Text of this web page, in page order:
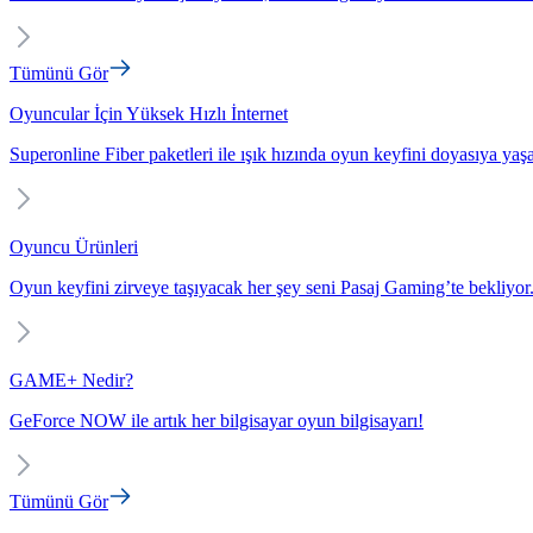
Tümünü Gör
Oyuncular İçin Yüksek Hızlı İnternet
Superonline Fiber paketleri ile ışık hızında oyun keyfini doyasıya
Oyuncu Ürünleri
Oyun keyfini zirveye taşıyacak her şey seni Pasaj Gaming’te bekliyor.
GAME+ Nedir?
GeForce NOW ile artık her bilgisayar oyun bilgisayarı!
Tümünü Gör